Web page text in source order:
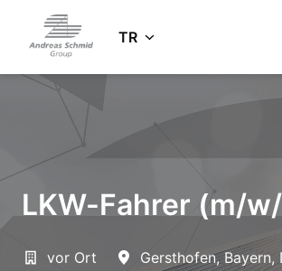
springenStartseite TR
LKW-Fahrer (m/
vor Ort Gersthofen, Bayern,